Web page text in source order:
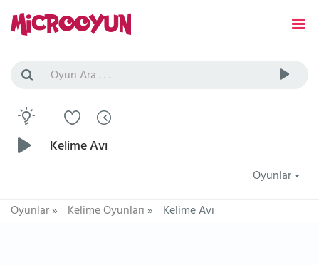
Kelime Avı
Oyunlar
Oyunlar» Kelime Oyunları» Kelime Avı